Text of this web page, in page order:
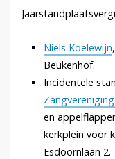
Niels Koelewijn
Beukenhof.
Incidentele
en
kerkplein voor
Esdoornlaan 2.